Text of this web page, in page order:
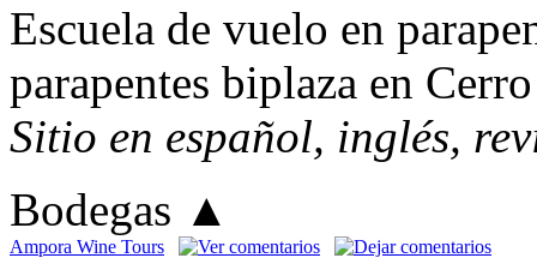
Escuela de vuelo en
parapentes biplaza en
Sitio en español, inglés,
Bodegas ▲
Ampora Wine Tours